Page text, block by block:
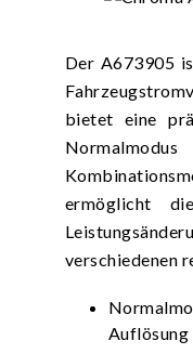
Der A673905
bietet eine
ermöglicht
verschiedenen
Auflösung